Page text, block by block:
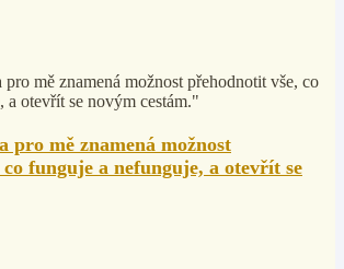
pro mě znamená možnost
funguje a nefunguje, a otevřít se